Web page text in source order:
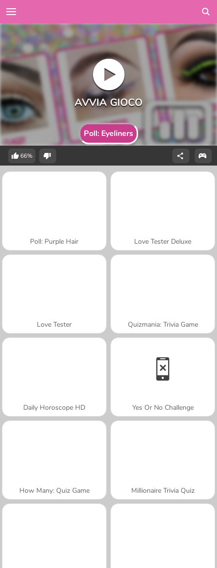
Poll: Eyeliners
66%
Poll: Purple Hair Love Tester Deluxe
Love Tester Quizmania: Trivia Game
Daily Horoscope HD Yes Or No Challenge
How Many: Quiz Game Millionaire Trivia Quiz